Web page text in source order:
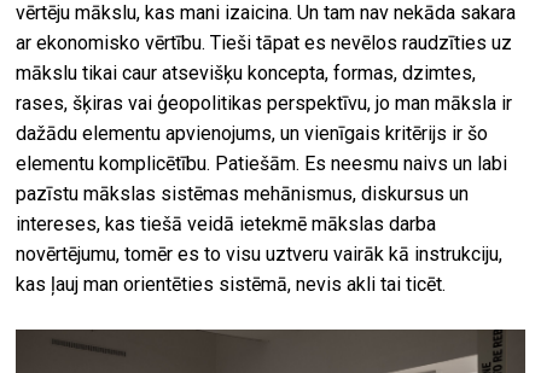
vērtēju mākslu, kas mani izaicina. Un tam nav nekāda sakara
ar ekonomisko vērtību. Tieši tāpat es nevēlos raudzīties uz
mākslu tikai caur atsevišķu koncepta, formas, dzimtes,
rases, šķiras vai ģeopolitikas perspektīvu, jo man māksla ir
dažādu elementu apvienojums, un vienīgais kritērijs ir šo
elementu komplicētību. Patiešām. Es neesmu naivs un labi
pazīstu mākslas sistēmas mehānismus, diskursus un
intereses, kas tiešā veidā ietekmē mākslas darba
novērtējumu, tomēr es to visu uztveru vairāk kā instrukciju,
kas ļauj man orientēties sistēmā, nevis akli tai ticēt.